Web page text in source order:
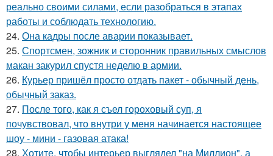
реально своими силами, если разобраться в этапах
работы и соблюдать технологию.
24. Она кадры после аварии показывает.
25. Спортсмен, зожник и сторонник правильных смыслов
макан закурил спустя неделю в армии.
26. Курьер пришёл просто отдать пакет - обычный день,
обычный заказ.
27. После того, как я съел гороховый суп, я
почувствовал, что внутри у меня начинается настоящее
шоу - мини - газовая атака!
28. Хотите, чтобы интерьер выглядел "на Миллион", а